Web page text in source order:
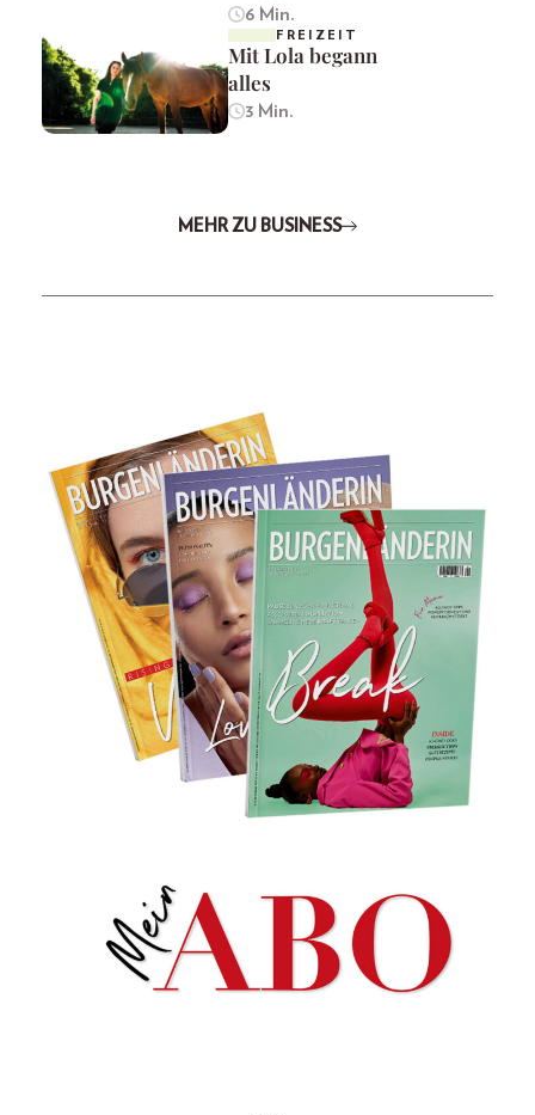
6 Min.
FREIZEIT
Mit Lola begann
alles
3 Min.
MEHR ZU BUSINESS